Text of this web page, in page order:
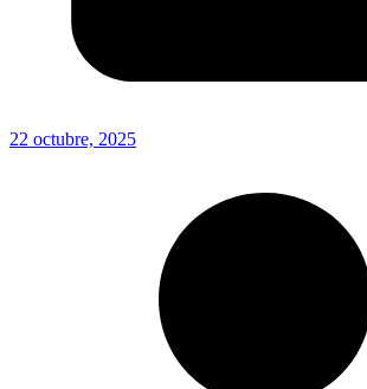
22 octubre, 2025